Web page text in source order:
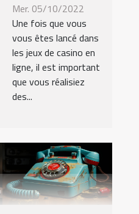
Mer. 05/10/2022
Une fois que vous
vous êtes lancé dans
les jeux de casino en
ligne, il est important
que vous réalisiez
des...